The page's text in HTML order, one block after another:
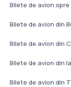
Bilete de avion spre
Bilete de avion din
Bilete de avion din
Bilete de avion din
Bilete de avion din